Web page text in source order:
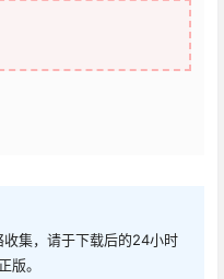
集，请于下载后的24小时
版。